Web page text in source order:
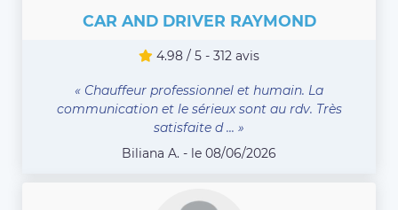
CAR AND DRIVER RAYMOND
4.98 / 5 - 312 avis
« Chauffeur professionnel et humain. La
communication et le sérieux sont au rdv. Très
satisfaite d ... »
Biliana A. - le 08/06/2026